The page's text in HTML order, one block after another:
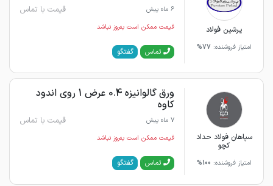
پرشین فولاد
امتیاز فروشنده: 77%
6 ماه پیش قیمت با تماس
قیمت ممکن است به‌روز نباشد
تماس گفتگو
سپاهان فولاد حداد
کچو
امتیاز فروشنده: 100%
ورق گالوانیزه 0.4 عرض 1 روی اندود
کاوه
7 ماه پیش قیمت با تماس
قیمت ممکن است به‌روز نباشد
تماس گفتگو